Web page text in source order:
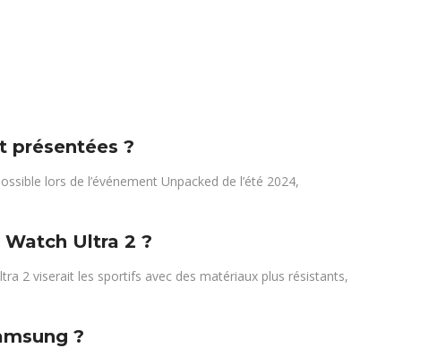
présentées ?
lors de l’événement Unpacked de l’été 2024,
Ultra 2 ?
2 viserait les sportifs avec des matériaux plus résistants,
?